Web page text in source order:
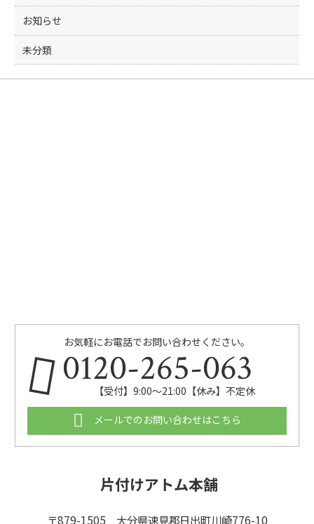
お知らせ
未分類
お気軽にお電話でお問い合わせください。
0120-265-063
【受付】9:00〜21:00【休み】不定休
メールでのお問い合わせはこちら
片付けアトム本舗
〒879-1505 大分県速見郡日出町川崎776-10